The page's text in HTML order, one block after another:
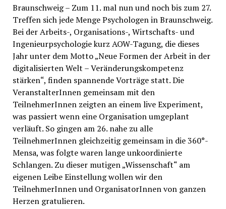
Braunschweig – Zum 11. mal nun und noch bis zum 27.
Treffen sich jede Menge Psychologen in Braunschweig.
Bei der Arbeits-, Organisations-, Wirtschafts- und
Ingenieurpsychologie kurz AOW-Tagung, die dieses
Jahr unter dem Motto „Neue Formen der Arbeit in der
digitalisierten Welt – Veränderungskompetenz
stärken“, finden spannende Vorträge statt. Die
VeranstalterInnen gemeinsam mit den
TeilnehmerInnen zeigten an einem live Experiment,
was passiert wenn eine Organisation umgeplant
verläuft. So gingen am 26. nahe zu alle
TeilnehmerInnen gleichzeitig gemeinsam in die 360°-
Mensa, was folgte waren lange unkoordinierte
Schlangen. Zu dieser mutigen „Wissenschaft“ am
eigenen Leibe Einstellung wollen wir den
TeilnehmerInnen und OrganisatorInnen von ganzen
Herzen gratulieren.